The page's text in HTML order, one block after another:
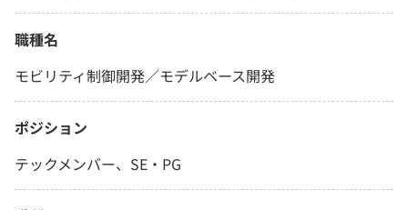
職種名
モビリティ制御開発／モデルベース開発
ポジション
テックメンバー、SE・PG